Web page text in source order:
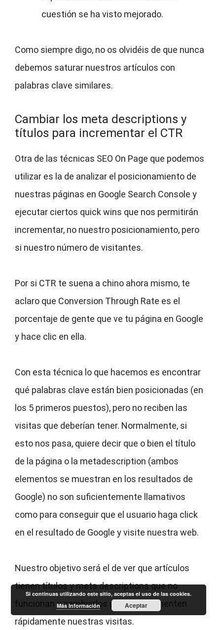
cuestión se ha visto mejorado.
Como siempre digo, no os olvidéis de que nunca
debemos saturar nuestros artículos con
palabras clave similares.
Cambiar los meta descriptions y
títulos para incrementar el CTR
Otra de las técnicas SEO On Page que podemos
utilizar es la de analizar el posicionamiento de
nuestras páginas en Google Search Console y
ejecutar ciertos quick wins que nos permitirán
incrementar, no nuestro posicionamiento, pero
si nuestro número de visitantes.
Por si CTR te suena a chino ahora mismo, te
aclaro que Conversion Through Rate es el
porcentaje de gente que ve tu página en Google
y hace clic en ella.
Con esta técnica lo que hacemos es encontrar
qué palabras clave están bien posicionadas (en
los 5 primeros puestos), pero no reciben las
visitas que deberían tener. Normalmente, si
esto nos pasa, quiere decir que o bien el título
de la página o la metadescription (ambos
elementos se muestran en los resultados de
Google) no son suficientemente llamativos
como para conseguir que el usuario haga click
en el resultado de Google y visite nuestra web.
Nuestro objetivo será el de ver que artículos
tienen títulos y meta descriptions que no
funcionan y cambiarlos para que aumenten
rápidamente nuestras visitas.
Si continuas utilizando este sitio, aceptas el uso de las cookies.
Más Información
Aceptar